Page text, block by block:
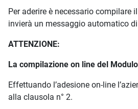
Per aderire è necessario
invierà un messaggio automatico
ATTENZIONE:
La compilazione on line del
Effettuando l’adesione on-line
alla clausola n° 2.